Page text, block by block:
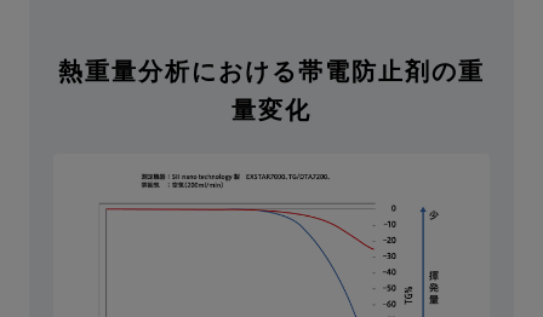
熱重量分析における帯電防止剤の重
量変化